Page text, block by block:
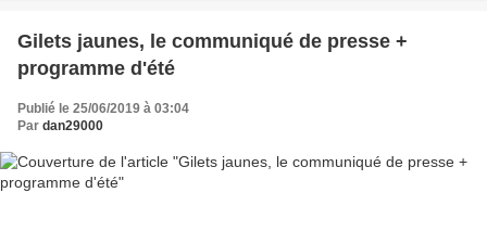
Gilets jaunes, le communiqué de presse +
programme d'été
Publié le 25/06/2019 à 03:04
Par dan29000